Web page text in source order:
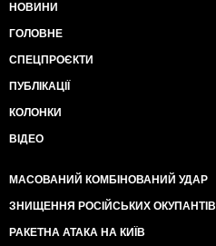
НОВИНИ
ГОЛОВНЕ
СПЕЦПРОЄКТИ
ПУБЛІКАЦІЇ
КОЛОНКИ
ВІДЕО
МАСОВАНИЙ КОМБІНОВАНИЙ УДАР
ЗНИЩЕННЯ РОСІЙСЬКИХ ОКУПАНТІВ
РАКЕТНА АТАКА НА КИЇВ